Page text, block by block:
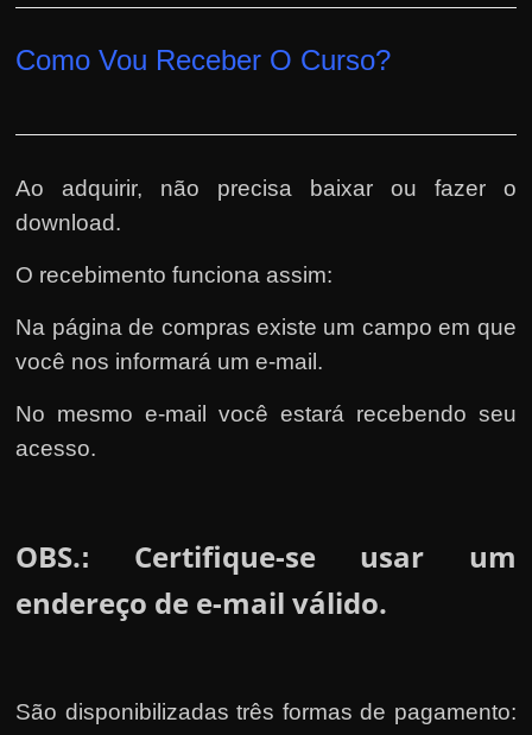
Como Vou Receber O Curso?
Ao adquirir, não precisa baixar ou fazer o
download.
O recebimento funciona assim:
Na página de compras existe um campo em que
você nos informará um e-mail.
No mesmo e-mail você estará recebendo seu
acesso.
OBS.:
Certifique-se usar um
endereço de e-mail válido.
São disponibilizadas três formas de pagamento: